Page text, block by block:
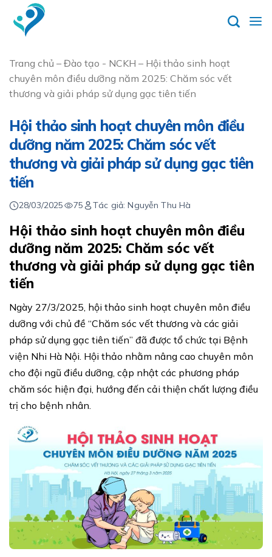
content
Trang chủ – Đào tạo - NCKH – Hội thảo sinh hoạt
chuyên môn điều dưỡng năm 2025: Chăm sóc vết
thương và giải pháp sử dụng gạc tiên tiến
Hội thảo sinh hoạt chuyên môn điều
dưỡng năm 2025: Chăm sóc vết
thương và giải pháp sử dụng gạc tiên
tiến
Tác giả: Nguyễn Thu Hà
28/03/2025 75
Hội thảo sinh hoạt chuyên môn điều
dưỡng năm 2025: Chăm sóc vết
thương và giải pháp sử dụng gạc tiên
tiến
Ngày 27/3/2025, hội thảo sinh hoạt chuyên môn điều
dưỡng với chủ đề “Chăm sóc vết thương và các giải
pháp sử dụng gạc tiên tiến” đã được tổ chức tại Bệnh
viện Nhi Hà Nội. Hội thảo nhằm nâng cao chuyên môn
cho đội ngũ điều dưỡng, cập nhật các phương pháp
chăm sóc hiện đại, hướng đến cải thiện chất lượng điều
trị cho bệnh nhân.